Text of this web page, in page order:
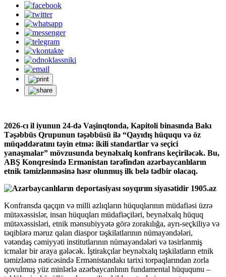
2026-cı il iyunun 24-də Vaşinqtonda, Kapitoli binasında Bakı
Təşəbbüs Qrupunun təşəbbüsü ilə “Qayıdış hüququ və öz
müqəddəratını təyin etmə: ikili standartlar və seçici
yanaşmalar” mövzusunda beynəlxalq konfrans keçiriləcək. Bu,
ABŞ Konqresində Ermənistan tərəfindən azərbaycanlıların
etnik təmizlənməsinə həsr olunmuş ilk belə tədbir olacaq.
Konfransda qaçqın və milli azlıqların hüquqlarının müdafiəsi üzrə
mütəxəssislər, insan hüquqları müdafiəçiləri, beynəlxalq hüquq
mütəxəssisləri, etnik mənsubiyyətə görə zorakılığa, ayrı-seçkiliyə və
təqiblərə məruz qalan diaspor təşkilatlarının nümayəndələri,
vətəndaş cəmiyyəti institutlarının nümayəndələri və təsirlənmiş
icmalar bir araya gələcək. İştirakçılar beynəlxalq təşkilatların etnik
təmizləmə nəticəsində Ermənistandakı tarixi torpaqlarından zorla
qovulmuş yüz minlərlə azərbaycanlının fundamental hüququnu –